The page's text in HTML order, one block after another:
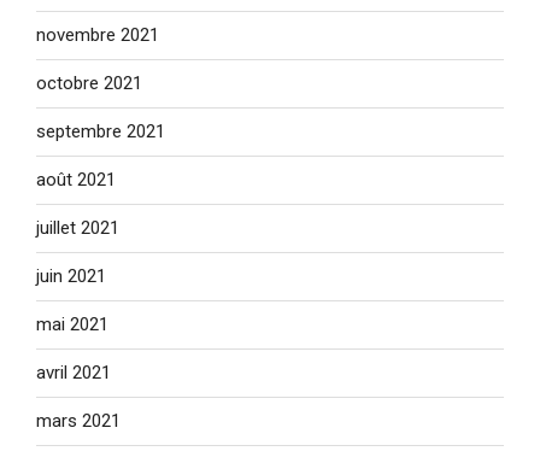
novembre 2021
octobre 2021
septembre 2021
août 2021
juillet 2021
juin 2021
mai 2021
avril 2021
mars 2021